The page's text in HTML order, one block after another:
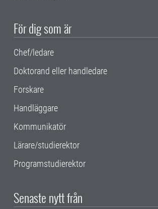
För dig som är
Chef/ledare
Doktorand eller handledare
Forskare
Handläggare
Kommunikatör
Lärare/studierektor
Programstudierektor
Senaste nytt från